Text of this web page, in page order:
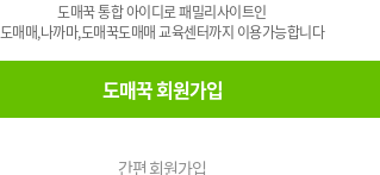
도매꾹 통합 아이디로 패밀리사이트인
도매매,나까마,도매꾹도매매 교육센터까지 이용가능합니다
도매꾹 회원가입
간편 회원가입